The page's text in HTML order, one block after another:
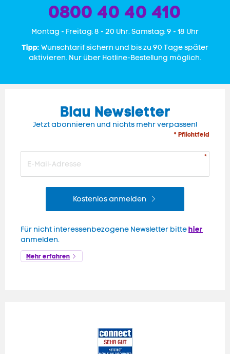
0800 40 40 410
Mon­tag - Freitag: 8 - 20 Uhr. Samstag: 9 - 18 Uhr
Tipp: Wunschtarif sichern und bis zu 90 Tage später
aktivieren. Nur über Hotline-Bestellung möglich.
Blau Newsletter
Jetzt abonnieren und nichts mehr verpassen!
* Pflichtfeld
Kostenlos anmelden
Für nicht interessenbezogene Newsletter bittehier
anmelden.
Mehr erfahren